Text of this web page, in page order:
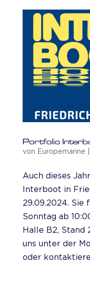
Portfolio
von Europemarine
Auch dieses
Interboot in
29.09.2024. Sie
Sonntag ab
Halle B2, Stand
uns unter der
oder